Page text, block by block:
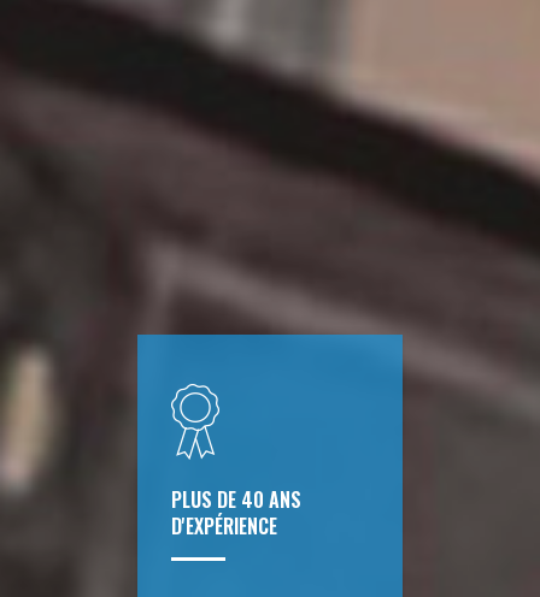
PLUS DE 40 ANS
D'EXPÉRIENCE